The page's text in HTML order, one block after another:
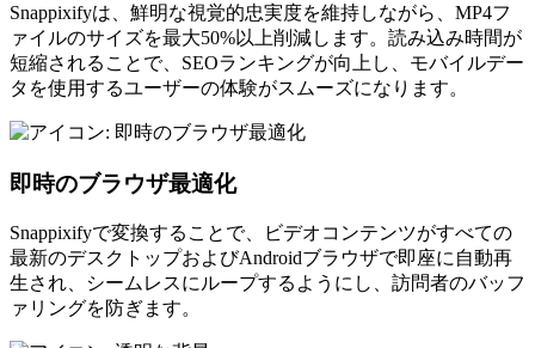
Snappixifyは、鮮明な視覚的忠実度を維持しながら、MP4フ
ァイルのサイズを最大50%以上削減します。読み込み時間が
短縮されることで、SEOランキングが向上し、モバイルデー
タを使用するユーザーの体験がスムーズになります。
即時のブラウザ最適化
Snappixifyで変換することで、ビデオコンテンツがすべての
最新のデスクトップおよびAndroidブラウザで即座に自動再
生され、シームレスにループするようにし、訪問者のバッフ
ァリングを防ぎます。